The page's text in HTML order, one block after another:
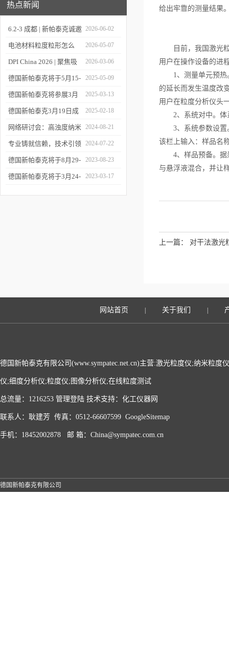
热点新闻
6.2-3 成都 | 新帕泰克诚邀
您相约CPI西南制药工业
大会
2026-06-02
电池材料粒度粒形怎么
测？德国新帕泰克邀您共
赴CIBF2026
2026-05-07
DPI China 2026 | 聚焦吸
入制剂前沿，共探技术创
新之路
2026-03-06
德国新帕泰克将于5月15-
17日参加深圳CIBF电池
展
2025-05-09
德国新帕泰克将参展3月
20-21日成都CPI制药工业
大会
2025-03-13
德国新帕泰克3月19日成
都粒度与粒形分析研讨会
诚邀参与
2025-02-18
网络研讨会：高浊度纳米
颗粒分散体系中的粒度分
析
2024-08-21
专业铸就信赖，技术引领
未来——新帕泰克中国20
周年
2024-07-22
德国新帕泰克将于8月29-
31日参加Formnext 2023
2023-08-23
德国新帕泰克将于3月24- 2023-03-17
给出牢靠的测量结果
目前，我国激光粒
用户在操作设备的进
1、测量单元预热。
的延长而发生温度改
用户在粒度分析仪头
2、系统对中。体
3、系统参数设置。
该栏上输入：样品名
4、样品预备。据悉
与悬浮液混合，并让
上一篇： 对干法激光
网站首页 关于我们
德国新帕泰克有限公司(www.sympatec.net.cn)主营:激光粒度仪;纳米粒度
仪;细度分析仪;粒度仪;图像分析仪;在线粒度测试
总流量：1216253 管理登陆 技术支持： 化工仪器网
联系人：耿建芳 传真：0512-66607599 GoogleSitemap
手机：18452002878 邮 箱：China@sympatec.com.cn
德国新帕泰克有限公司